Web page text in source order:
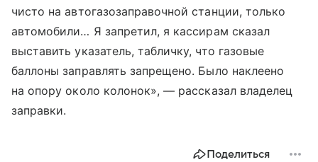
чисто на автогазозаправочной станции, только
автомобили… Я запретил, я кассирам сказал
выставить указатель, табличку, что газовые
баллоны заправлять запрещено. Было наклеено
на опору около колонок», — рассказал владелец
заправки.
Поделиться